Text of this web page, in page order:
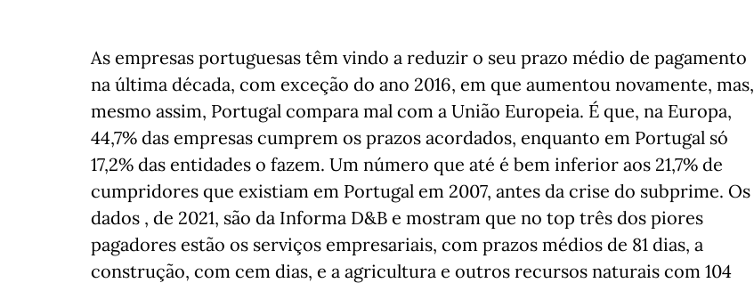
As empresas portuguesas têm vindo a reduzir o seu prazo médio de pagamento
na última década, com exceção do ano 2016, em que aumentou novamente, mas,
mesmo assim, Portugal compara mal com a União Europeia. É que, na Europa,
44,7% das empresas cumprem os prazos acordados, enquanto em Portugal só
17,2% das entidades o fazem. Um número que até é bem inferior aos 21,7% de
cumpridores que existiam em Portugal em 2007, antes da crise do subprime. Os
dados , de 2021, são da Informa D&B e mostram que no top três dos piores
pagadores estão os serviços empresariais, com prazos médios de 81 dias, a
construção, com cem dias, e a agricultura e outros recursos naturais com 104